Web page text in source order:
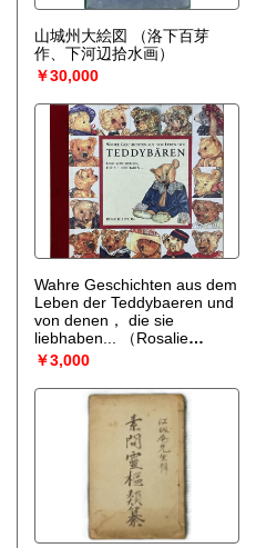
山城州大絵図
（洛下百芽
作、下河辺拾水画）
￥30,000
Wahre Geschichten aus dem
Leben der Teddybaeren und
von denen， die sie
liebhaben...
（Rosalie
Upton）
￥3,000